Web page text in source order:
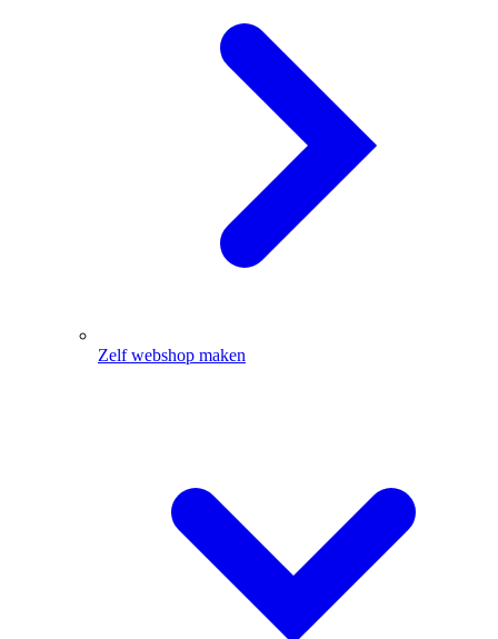
Zelf webshop maken